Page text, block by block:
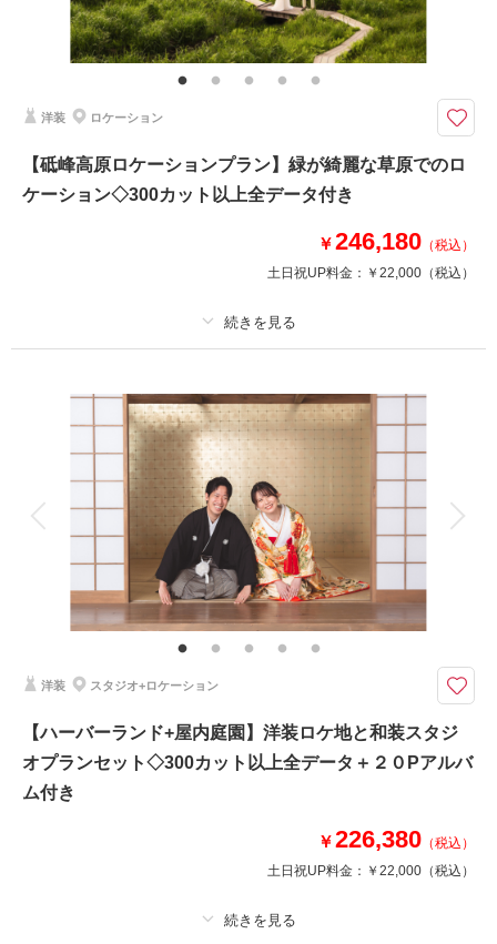
ご家族様と一緒に特別なウエディングフォトを・・・
＜基本料金に含まれるもの＞
・全データ（美肌・スタイルアップ補正付き）
・新郎・新婦衣装(スタンダード)
・アクセサリー
・ドレス・タキシード補正
2024年2月29日
相談予約する
来店・オンライン
撮影日の空き
を確認する
洋装 ロケーション
【砥峰高原ロケーションプラン】緑が綺麗な草原でのロ
ケーション◇300カット以上全データ付き
￥246,180 （税込）
土日祝UP料金： ￥22,000 （税込）
撮影料 新婦衣装1着 新郎衣装1着
ヘアメイク
データ 300 カット
会食
家族と撮影 家族用衣装レンタル ペットと撮影
砥峰高原ロケーション
春夏には新芽が青々としており、秋になるとベージュにその色を変えます。
特に秋のススキは穂先がふわりと咲き、風になびく姿や夕日に照らされる景
色は、息をのむ美しさ。まるでお二人だけの世界のようなウェディングフォ
このプランで撮影可能な撮影レポート
撮影日： 2023年7月4日
洋装 スタジオ+ロケーション
【ハーバーランド+屋内庭園】洋装ロケ地と和装スタジ
オプランセット◇300カット以上全データ＋２０Pアルバ
ム付き
￥226,380 （税込）
土日祝UP料金： ￥22,000 （税込）